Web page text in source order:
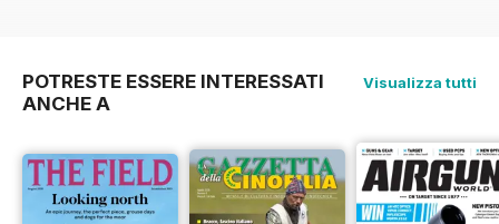
POTRESTE ESSERE INTERESSATI
ANCHE A
Visualizza tutti